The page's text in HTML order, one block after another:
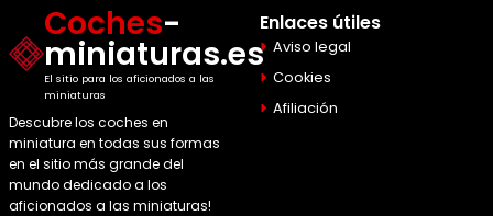
Coches-
miniaturas.es
El sitio para los aficionados a las
miniaturas
Descubre los coches en
miniatura en todas sus formas
en el sitio más grande del
mundo dedicado a los
aficionados a las miniaturas!
Enlaces útiles
Aviso legal
Cookies
Afiliación